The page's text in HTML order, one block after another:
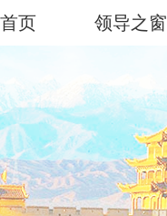
首页 领导之窗